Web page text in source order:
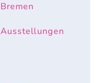
Bremen
Ausstellungen